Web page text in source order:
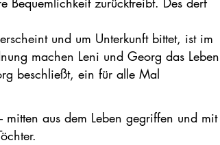
und um Unterkunft bittet, ist im
machen Leni und Georg das Leben
beschließt, ein für alle Mal
aus dem Leben gegriffen und mit